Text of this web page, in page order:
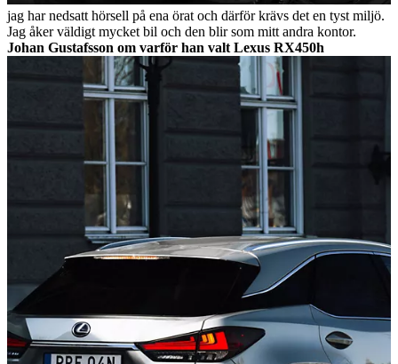
jag har nedsatt hörsell på ena örat och därför krävs det en tyst miljö.
Jag åker väldigt mycket bil och den blir som mitt andra kontor.
Johan Gustafsson om varför han valt Lexus RX450h